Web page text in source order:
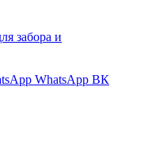
забора и
WhatsApp ВК